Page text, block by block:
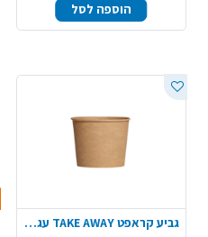
הוספה לסל
גביע קראפט TAKE AWAY עגול 12OZ ארוז 25 יח'